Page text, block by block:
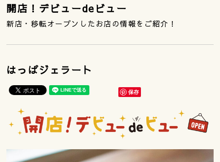
開店！デビューdeビュー
新店・移転オープンしたお店の情報をご紹介！
はっぱジェラート
保存